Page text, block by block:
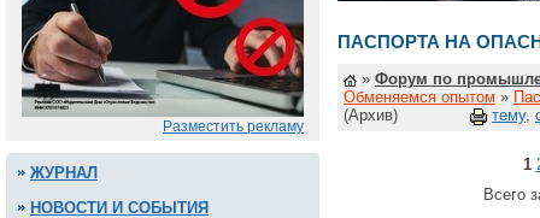
Разместить рекламу
ЖУРНАЛ
НОВОСТИ И СОБЫТИЯ
ПАСПОРТА НА
» Форум по
Обменяемся опытом »
(Архив)
тему,
1
Всего